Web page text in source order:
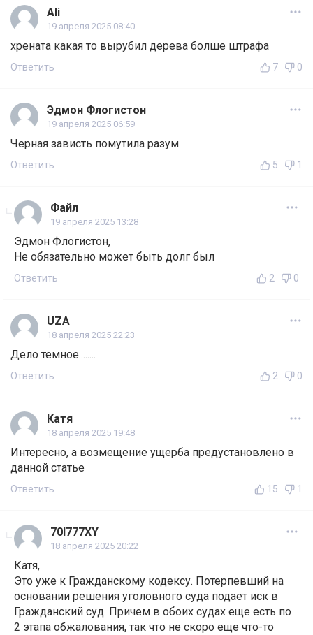
Ali
19 апреля 2025 08:40
хрената какая то вырубил дерева болше штрафа
Ответить 7 0
Эдмон Флогистон
19 апреля 2025 06:59
Черная зависть помутила разум
Ответить 5 1
Файл
19 апреля 2025 13:28
Эдмон Флогистон,
Не обязательно может быть долг был
Ответить 2 0
UZA
18 апреля 2025 22:23
Дело темное........
Ответить 2 0
Катя
18 апреля 2025 19:48
Интересно, а возмещение ущерба предустановлено в
данной статье
Ответить 15 1
70I777XY
18 апреля 2025 20:22
Катя,
Это уже к Гражданскому кодексу. Потерпевший на
основании решения уголовного суда подает иск в
Гражданский суд. Причем в обоих судах еще есть по
2 этапа обжалования, так что не скоро еще что-то